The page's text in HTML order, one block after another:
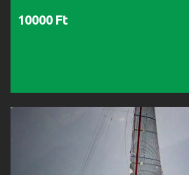
10000 Ft